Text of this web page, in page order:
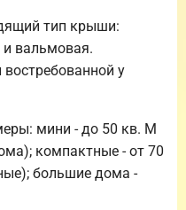
тип крыши:
и вальмовая.
у
мини - до 50 кв. М
компактные - от 70
большие дома -